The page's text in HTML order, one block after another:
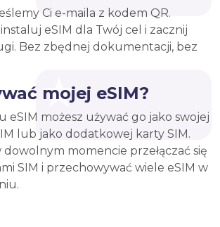
Ci e-maila z kodem QR.
eSIM dla Twój cel i zacznij
Bez zbędnej dokumentacji, bez
mojej eSIM?
eSIM możesz używać go jako swojej
lub jako dodatkowej karty SIM.
dowolnym momencie przełączać się
SIM i przechowywać wiele eSIM w